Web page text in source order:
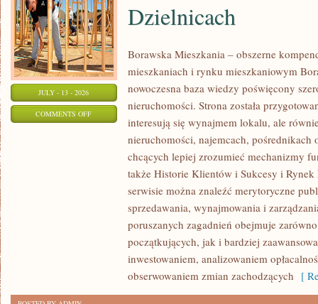
JULY - 13 - 2026
COMMENTS OFFON
Dzielnicach
Borawska Mieszkania – obszerne
mieszkaniach i rynku mieszkaniowym
nowoczesna baza wiedzy poświęcony
nieruchomości. Strona została
interesują się wynajmem lokalu, ale
nieruchomości, najemcach,
chcących lepiej zrozumieć mechanizmy
także Historie Klientów i Sukcesy i
serwisie można znaleźć merytoryczne
sprzedawania, wynajmowania i
poruszanych zagadnień obejmuje
początkujących, jak i bardziej
inwestowaniem, analizowaniem
obserwowaniem zmian zachodzących [